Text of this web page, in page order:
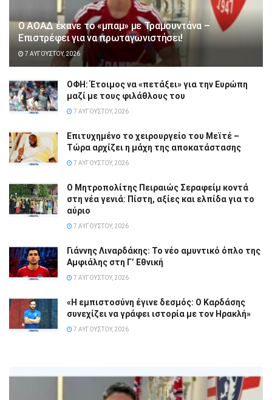
Ο ΑΟΑΔ έκανε το «μπαμ» με Τραμουντάνα –
Επιστρέφει για να πρωταγωνιστήσει!
7 ΑΥΓΟΎΣΤΟΥ, 2026
ΟΦΗ: Έτοιμος να «πετάξει» για την Ευρώπη
μαζί με τους φιλάθλους του
7 ΑΥΓΟΎΣΤΟΥ, 2026
Επιτυχημένο το χειρουργείο του Μεϊτέ –
Τώρα αρχίζει η μάχη της αποκατάστασης
7 ΑΥΓΟΎΣΤΟΥ, 2026
Ο Μητροπολίτης Πειραιώς Σεραφείμ κοντά
στη νέα γενιά: Πίστη, αξίες και ελπίδα για το
αύριο
7 ΑΥΓΟΎΣΤΟΥ, 2026
Γιάννης Λιναρδάκης: Το νέο αμυντικό όπλο της
Αμφιάλης στη Γ’ Εθνική
7 ΑΥΓΟΎΣΤΟΥ, 2026
«Η εμπιστοσύνη έγινε δεσμός: Ο Καρδάσης
συνεχίζει να γράφει ιστορία με τον Ηρακλή»
7 ΑΥΓΟΎΣΤΟΥ, 2026